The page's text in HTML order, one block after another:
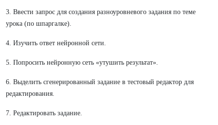
3. Ввести запрос для создания разноуровневого задания по теме
урока (по шпаргалке).
4. Изучить ответ нейронной сети.
5. Попросить нейронную сеть «утушить результат».
6. Выделить сгенерированный задание в тестовый редактор для
редактирования.
7. Редактировать задание.